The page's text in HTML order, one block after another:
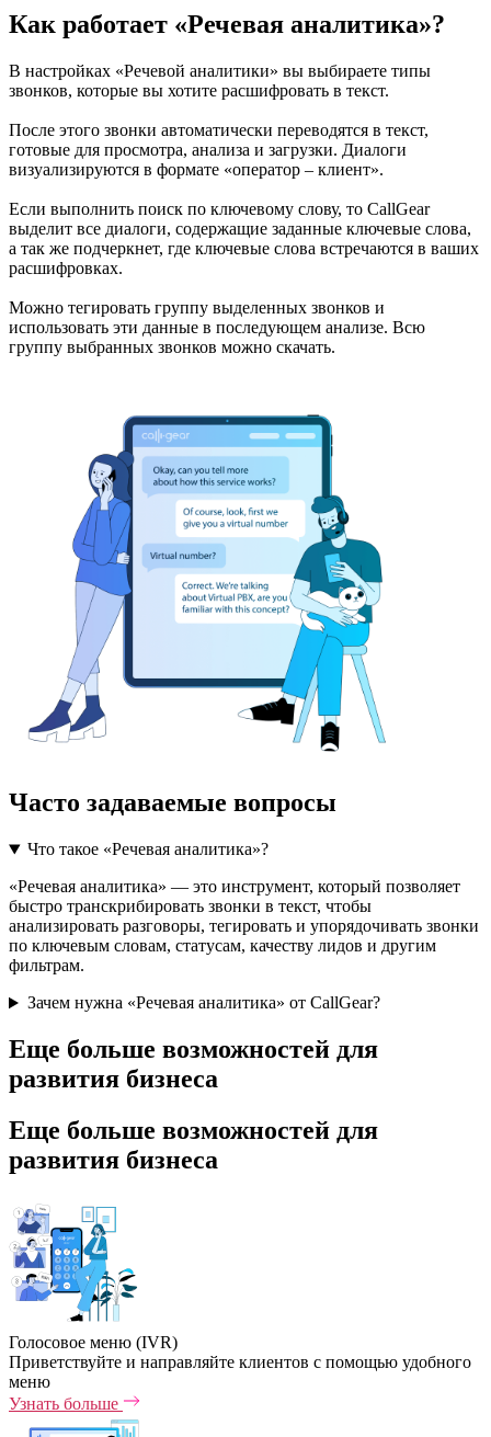
Как работает «Речевая аналитика»?
В настройках «Речевой аналитики» вы выбираете типы
звонков, которые вы хотите расшифровать в текст.
После этого звонки автоматически переводятся в текст,
готовые для просмотра, анализа и загрузки. Диалоги
визуализируются в формате «оператор – клиент».
Если выполнить поиск по ключевому слову, то CallGear
выделит все диалоги, содержащие заданные ключевые слова,
а так же подчеркнет, где ключевые слова встречаются в ваших
расшифровках.
Можно тегировать группу выделенных звонков и
использовать эти данные в последующем анализе. Всю
группу выбранных звонков можно скачать.
Часто задаваемые вопросы
Что такое «Речевая аналитика»?
«Речевая аналитика» — это инструмент, который позволяет
быстро транскрибировать звонки в текст, чтобы
анализировать разговоры, тегировать и упорядочивать звонки
по ключевым словам, статусам, качеству лидов и другим
фильтрам.
Зачем нужна «Речевая аналитика» от CallGear?
Еще больше возможностей для
развития бизнеса
Еще больше возможностей для
развития бизнеса
Голосовое меню (IVR)
Приветствуйте и направляйте клиентов с помощью удобного
меню
Узнать больше